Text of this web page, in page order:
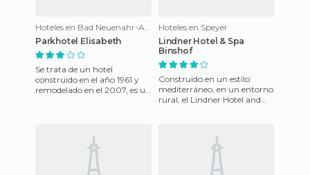
Parkhotel Elisabeth
Se trata de un hotel
construido en el año 1961 y
remodelado en el 2007, es un
Hoteles en Speyer
Lindner Hotel & Spa
Binshof
Construido en un estilo
mediterráneo, en un entorno
rural, el Lindner Hotel and